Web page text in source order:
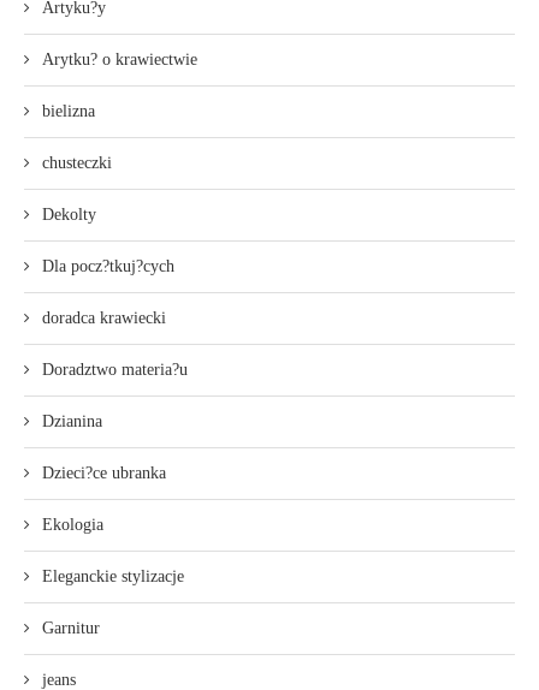
Artyku?y
Arytku? o krawiectwie
bielizna
chusteczki
Dekolty
Dla pocz?tkuj?cych
doradca krawiecki
Doradztwo materia?u
Dzianina
Dzieci?ce ubranka
Ekologia
Eleganckie stylizacje
Garnitur
jeans